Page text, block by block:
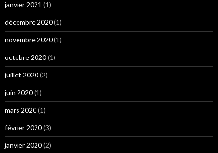
janvier 2021 (1)
décembre 2020(1)
novembre 2020(1)
octobre 2020(1)
juillet 2020(2)
juin 2020(1)
mars 2020(1)
février 2020(3)
janvier 2020(2)